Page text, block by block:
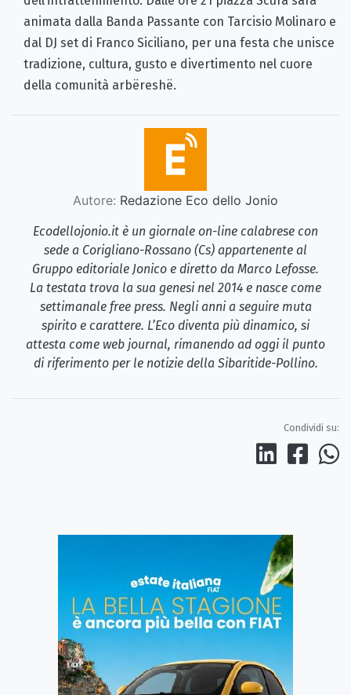
animata dalla Banda Passante con Tarcisio Molinaro e
dal DJ set di Franco Siciliano, per una festa che unisce
tradizione, cultura, gusto e divertimento nel cuore
della comunità arbëreshë.
Autore: Redazione Eco dello Jonio
Ecodellojonio.it è un giornale on-line calabrese con
sede a Corigliano-Rossano (Cs) appartenente al
Gruppo editoriale Jonico e diretto da Marco Lefosse.
La testata trova la sua genesi nel 2014 e nasce come
settimanale free press. Negli anni a seguire muta
spirito e carattere. L’Eco diventa più dinamico, si
attesta come web journal, rimanendo ad oggi il punto
di riferimento per le notizie della Sibaritide-Pollino.
Condividi su: